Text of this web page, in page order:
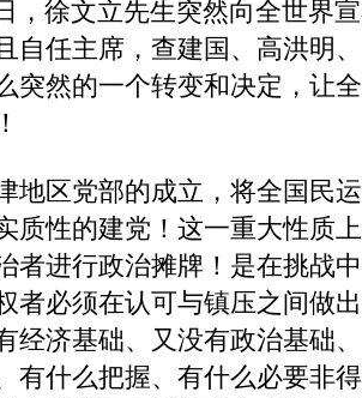
，徐文立先生突然向全世界
自任主席，查建国、高洪明
突然的一个转变和决定，让
地区党部的成立，将全国民
质性的建党！这一重大性质
者进行政治摊牌！是在挑战
者必须在认可与镇压之间做
经济基础、又没有政治基础
有什么把握、有什么必要非